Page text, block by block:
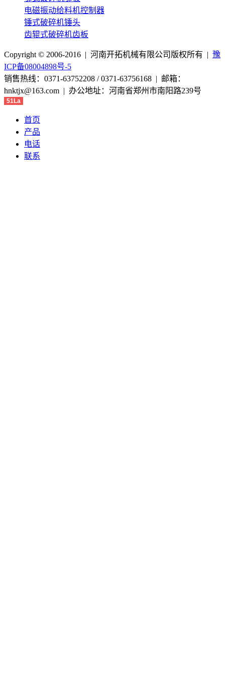
电磁振动给料机控制器
锤式破碎机锤头
齿辊式破碎机齿板
Copyright © 2006-2016 | 河南开拓机械有限公司版权所有 | 豫
ICP备08004898号-5
销售热线：0371-63752208 / 0371-63756168 | 邮箱：
hnktjx@163.com | 办公地址：河南省郑州市南阳路239号
51La
首页
产品
电话
联系